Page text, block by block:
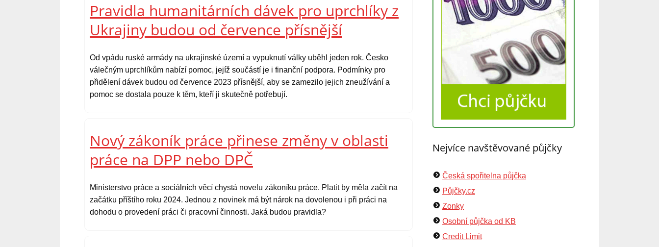
Pravidla humanitárních dávek pro uprchlíky z
Ukrajiny budou od července přísnější
Od vpádu ruské armády na ukrajinské území a vypuknutí války uběhl jeden rok. Česko
válečným uprchlíkům nabízí pomoc, jejíž součástí je i finanční podpora. Podmínky pro
přidělení dávek budou od července 2023 přísnější, aby se zamezilo jejich zneužívání a
pomoc se dostala pouze k těm, kteří ji skutečně potřebují.
Nový zákoník práce přinese změny v oblasti
práce na DPP nebo DPČ
Ministerstvo práce a sociálních věcí chystá novelu zákoníku práce. Platit by měla začít na
začátku příštího roku 2024. Jednou z novinek má být nárok na dovolenou i při práci na
dohodu o provedení práci či pracovní činnosti. Jaká budou pravidla?
Nejvíce navštěvované půjčky
Česká spořitelna půjčka
Půjčky.cz
Zonky
Osobní půjčka od KB
Credit Limit